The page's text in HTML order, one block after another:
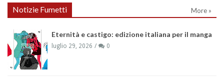
Notizie Fumetti More »
Eternità e castigo: edizione italiana per il manga
luglio 29, 2026 0